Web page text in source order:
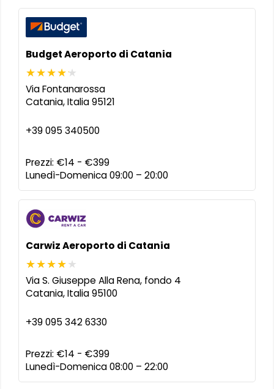
Budget Aeroporto di Catania
Via Fontanarossa
Catania,Italia 95121
+39 095 340500
Prezzi: €14 - €399
Lunedì-Domenica 09:00 – 20:00
Carwiz Aeroporto di Catania
Via S. Giuseppe Alla Rena, fondo 4
Catania,Italia 95100
+39 095 342 6330
Prezzi: €14 - €399
Lunedì-Domenica 08:00 – 22:00